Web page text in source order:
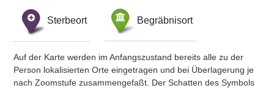
Sterbeort Begräbnisort
Auf der Karte werden im Anfangszustand bereits alle zu der
Person lokalisierten Orte eingetragen und bei Überlagerung je
nach Zoomstufe zusammengefaßt. Der Schatten des Symbols